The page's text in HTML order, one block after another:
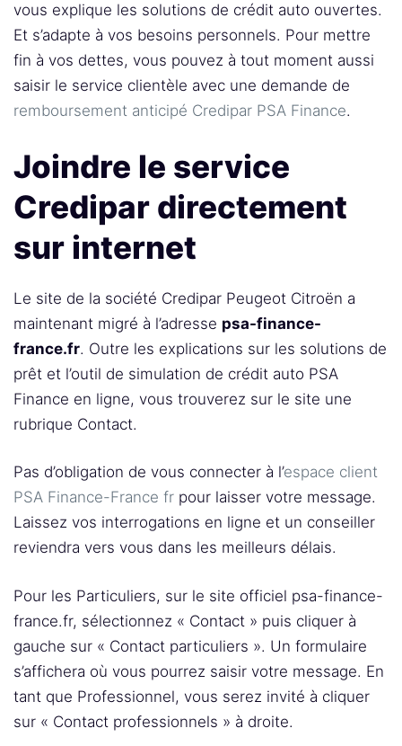
vous explique les solutions de crédit auto ouvertes.
Et s’adapte à vos besoins personnels. Pour mettre
fin à vos dettes, vous pouvez à tout moment aussi
saisir le service clientèle avec une demande de
remboursement anticipé Credipar PSA Finance.
Joindre le service
Credipar directement
sur internet
Le site de la société Credipar Peugeot Citroën a
maintenant migré à l’adresse psa-finance-
france.fr. Outre les explications sur les solutions de
prêt et l’outil de simulation de crédit auto PSA
Finance en ligne, vous trouverez sur le site une
rubrique Contact.
Pas d’obligation de vous connecter à l’espace client
PSA Finance-France fr pour laisser votre message.
Laissez vos interrogations en ligne et un conseiller
reviendra vers vous dans les meilleurs délais.
Pour les Particuliers, sur le site officiel psa-finance-
france.fr, sélectionnez « Contact » puis cliquer à
gauche sur « Contact particuliers ». Un formulaire
s’affichera où vous pourrez saisir votre message. En
tant que Professionnel, vous serez invité à cliquer
sur « Contact professionnels » à droite.